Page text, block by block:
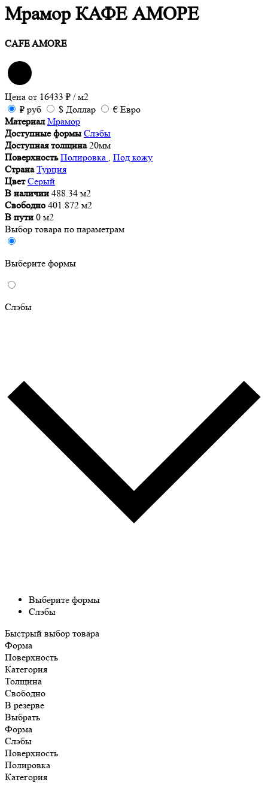
Мрамор КАФЕ АМОРЕ
CAFE AMORE
Цена от 16433 ₽ / м2
₽ руб $ Доллар € Евро
Материал Мрамор
Доступные формы Слэбы
Доступная толщина 20мм
Поверхность Полировка
Под кожу
Страна Турция
Цвет Серый
В наличии 488.34 м2
Свободно 401.872 м2
В пути 0 м2
Выбор товара по параметрам
Выберите формы
Слэбы
Выберите формы
Слэбы
Быстрый выбор товара
Форма
Поверхность
Категория
Толщина
Свободно
В резерве
Выбрать
Форма
Слэбы
Поверхность
Полировка
Категория